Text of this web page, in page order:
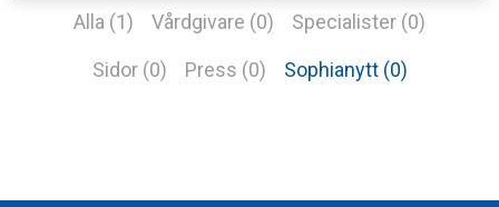
Alla (1) Vårdgivare (0) Specialister (0)
Sidor (0) Press (0) Sophianytt (0)